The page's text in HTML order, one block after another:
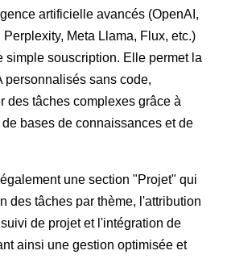
artificielle avancés (OpenAI,
Meta Llama, Flux, etc.)
simple souscription. Elle permet la
personnalisés sans code,
des tâches complexes grâce à
bases de connaissances et de
une section "Projet" qui
des tâches par thème, l'attribution
de projet et l'intégration de
ainsi une gestion optimisée et